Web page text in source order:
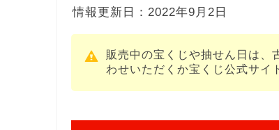
情報更新日：2022年9月2日
販売中の宝くじや抽せん日は、
わせいただくか宝くじ公式サイ